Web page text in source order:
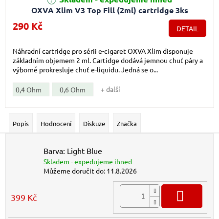
OXVA Xlim V3 Top Fill (2ml) cartridge 3ks
290 Kč DETAIL
Náhradní cartridge pro sérii e-cigaret OXVA Xlim disponuje
základním objemem 2 ml. Cartidge dodává jemnou chuť páry a
výborně prokresluje chuť e-liquidu. Jedná se o...
0,4 Ohm 0,6 Ohm + další
Popis Hodnocení Diskuze Značka
Barva: Light Blue
Skladem - expedujeme ihned
Můžeme doručit do: 11.8.2026
399 Kč